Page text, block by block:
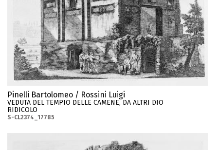
Pinelli Bartolomeo / Rossini Luigi
VEDUTA DEL TEMPIO DELLE CAMENE, DA ALTRI DIO
RIDICOLO
S-CL2374_17785